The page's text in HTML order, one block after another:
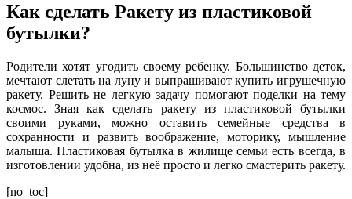
Как сделать Ракету из пластиковой
бутылки?
Родители хотят угодить своему ребенку. Большинство деток,
мечтают слетать на луну и выпрашивают купить игрушечную
ракету. Решить не легкую задачу помогают поделки на тему
космос. Зная как сделать ракету из пластиковой бутылки
своими руками, можно оставить семейные средства в
сохранности и развить воображение, моторику, мышление
малыша. Пластиковая бутылка в жилище семьи есть всегда, в
изготовлении удобна, из неё просто и легко смастерить ракету.
[no_toc]